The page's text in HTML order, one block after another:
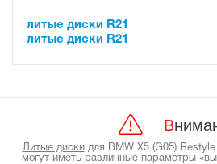
литые диски R21
литые диски R21
Литые дискидля BMW X5 (G05) Restyle
могут иметь различные параметры